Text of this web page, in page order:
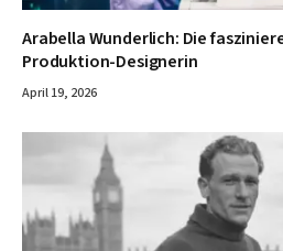
Arabella Wunderlich: Die
Produktion-Designerin
April 19, 2026